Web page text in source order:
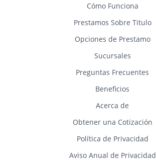
Cómo Funciona
Prestamos Sobre Titulo
Opciones de Prestamo
Sucursales
Preguntas Frecuentes
Beneficios
Acerca de
Obtener una Cotización
Política de Privacidad
Aviso Anual de Privacidad